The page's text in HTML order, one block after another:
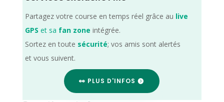
Partagez votre course en temps réel grâce au live
GPS et sa fan zone intégrée.
Sortez en toute sécurité; vos amis sont alertés
et vous suivent.
👀 PLUS D'INFOS